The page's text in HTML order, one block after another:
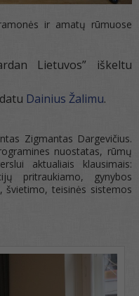
ir amatų rūmuose
Lietuvos” iškeltu
Dainius Žalimu.
Zigmantas Dargevičius.
nuostatas, rūmų
aktualiais klausimais:
pritraukiamo, gynybos
švietimo, teisinės sistemos